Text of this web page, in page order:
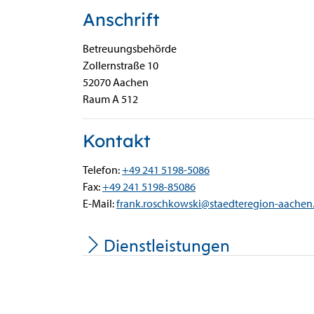
Anschrift
Betreuungsbehörde
Zollernstraße 10
52070Aachen
Raum A 512
Kontakt
Telefon:+49 241 5198-5086
Fax:+49 241 5198-85086
E-Mail:frank.roschkowski@staedteregion-
Dienstleistungen